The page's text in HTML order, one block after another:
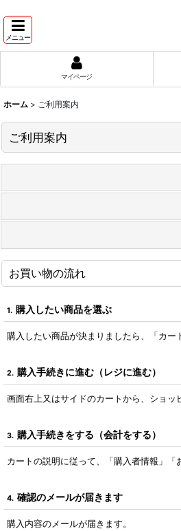
メニュー
マイページ
ホーム > ご利用案内
ご利用案内
お買い物の流れ
1. 購入したい商品を選ぶ
購入したい商品が決まりましたら、「カー
2. 購入手続きに進む（レジに進む）
画面右上又はサイドのカートから、ショッ
3. 購入手続きをする（会計をする）
カートの説明に従って、「購入者情報」「
4. 確認のメールが届きます
購入内容のメールが届きます。